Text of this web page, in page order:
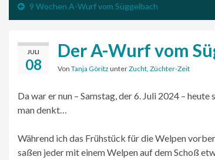
9 Wochen A-Wurf vom Süggelbach
JULI
08
Der A-Wurf vom
Von Tanja Göritz unterZucht, Züchter-Zeit
Da war er nun – Samstag, der 6. Juli 2024 –
man denkt…
Während ich das Frühstück für die Welpen
saßen jeder mit einem Welpen auf dem Schoß